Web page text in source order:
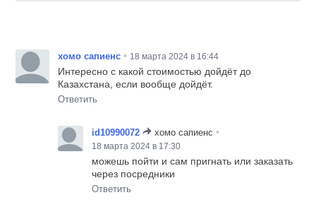
хомо сапиенс • 18 марта 2024 в 16:44
Интересно с какой стоимостью дойдёт до
Казахстана, если вообще дойдёт.
Ответить
id10990072 хомо сапиенс •
18 марта 2024 в 17:30
можешь пойти и сам пригнать или заказать
через посредники
Ответить